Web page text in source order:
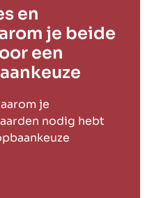
en
je beide
een
je
nodig hebt